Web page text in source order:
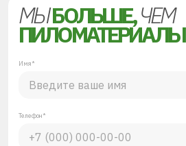
МЫБОЛЬШЕ,ЧЕМ
ПИЛОМАТЕРИАЛЫ
Имя*
Телефон*